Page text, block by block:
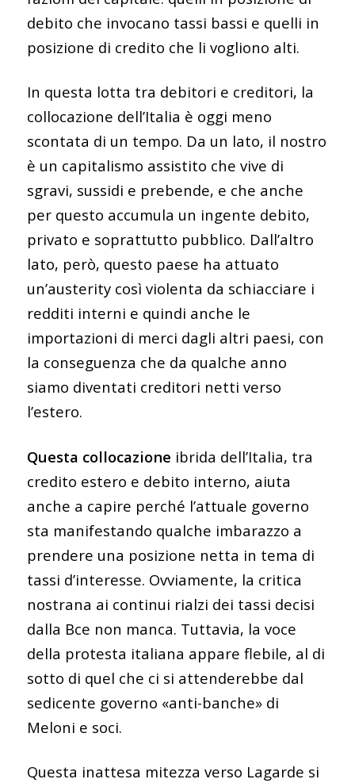
debito che invocano tassi bassi e quelli in
posizione di credito che li vogliono alti.
In questa lotta tra debitori e creditori, la
collocazione dell’Italia è oggi meno
scontata di un tempo. Da un lato, il nostro
è un capitalismo assistito che vive di
sgravi, sussidi e prebende, e che anche
per questo accumula un ingente debito,
privato e soprattutto pubblico. Dall’altro
lato, però, questo paese ha attuato
un’austerity così violenta da schiacciare i
redditi interni e quindi anche le
importazioni di merci dagli altri paesi, con
la conseguenza che da qualche anno
siamo diventati creditori netti verso
l’estero.
Questa collocazione ibrida dell’Italia, tra
credito estero e debito interno, aiuta
anche a capire perché l’attuale governo
sta manifestando qualche imbarazzo a
prendere una posizione netta in tema di
tassi d’interesse. Ovviamente, la critica
nostrana ai continui rialzi dei tassi decisi
dalla Bce non manca. Tuttavia, la voce
della protesta italiana appare flebile, al di
sotto di quel che ci si attenderebbe dal
sedicente governo «anti-banche» di
Meloni e soci.
Questa inattesa mitezza verso Lagarde si